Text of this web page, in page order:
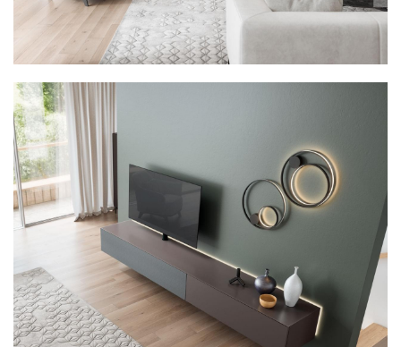
Concrete Black | DG-113
Marmor Blush Lime | DG-114
Marmor Blush Melange | DG-115
Marmor Blush Forrest | DG-116
Marmor Blush Pine | DG-117
Blade | onderstel 13,0 cm